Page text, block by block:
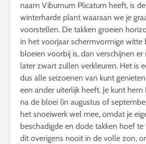
naam Viburnum Plicatum heeft, is
winterharde plant waaraan we je
voorstellen. De takken groeien
in het voorjaar schermvormige witte
bloeien voorbij is, dan verschijnen er
later zwart zullen verkleuren. Het is
dus alle seizoenen van kunt
een ander uiterlijk heeft. Je kunt
na de bloei (in augustus of
het snoeiwerk wel mee, omdat je
beschadigde en dode takken hoef
dit overigens nooit in de volle zon,